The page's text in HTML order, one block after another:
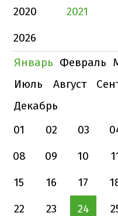
2020 2021
2026
Январь Февраль
Июль
Август
Декабрь
01
02 03
08
09 10
15
16 17
22
23 24